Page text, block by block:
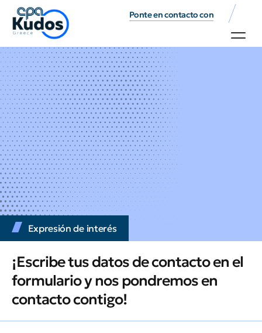
Ponte en contacto con
Expresión de interés
¡Escribe tus datos de contacto en el
formulario y nos pondremos en
contacto contigo!